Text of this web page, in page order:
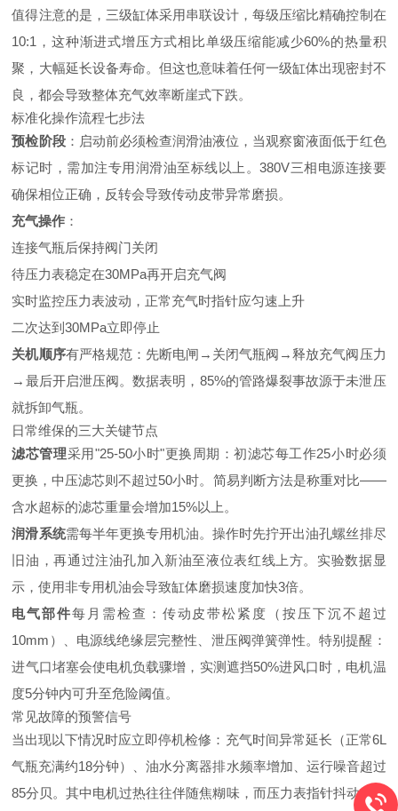
值得注意的是，三级缸体采用串联设计，每级压缩比精确控制在
10:1，这种渐进式增压方式相比单级压缩能减少60%的热量积
聚，大幅延长设备寿命。但这也意味着任何一级缸体出现密封不
良，都会导致整体充气效率断崖式下跌。
标准化操作流程七步法
预检阶段：启动前必须检查润滑油液位，当观察窗液面低于红色
标记时，需加注专用润滑油至标线以上。380V三相电源连接要
确保相位正确，反转会导致传动皮带异常磨损。
充气操作 ：
连接气瓶后保持阀门关闭
待压力表稳定在30MPa再开启充气阀
实时监控压力表波动，正常充气时指针应匀速上升
二次达到30MPa立即停止
关机顺序有严格规范：先断电闸→关闭气瓶阀→释放充气阀压力
→最后开启泄压阀。数据表明，85%的管路爆裂事故源于未泄压
就拆卸气瓶。
日常维保的三大关键节点
滤芯管理采用"25-50小时"更换周期：初滤芯每工作25小时必须
更换，中压滤芯则不超过50小时。简易判断方法是称重对比——
含水超标的滤芯重量会增加15%以上。
润滑系统需每半年更换专用机油。操作时先拧开出油孔螺丝排尽
旧油，再通过注油孔加入新油至液位表红线上方。实验数据显
示，使用非专用机油会导致缸体磨损速度加快3倍。
电气部件每月需检查：传动皮带松紧度（按压下沉不超过
10mm）、电源线绝缘层完整性、泄压阀弹簧弹性。特别提醒：
进气口堵塞会使电机负载骤增，实测遮挡50%进风口时，电机温
度5分钟内可升至危险阈值。
常见故障的预警信号
当出现以下情况时应立即停机检修：充气时间异常延长（正常6L
气瓶充满约18分钟）、油水分离器排水频率增加、运行噪音超过
85分贝。其中电机过热往往伴随焦糊味，而压力表指针抖动则提